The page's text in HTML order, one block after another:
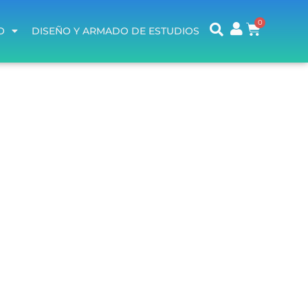
DISEÑO Y ARMADO DE ESTUDIOS
DISEÑO Y ARMADO DE ESTUDIOS